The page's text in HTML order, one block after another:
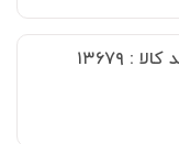
۱۳۶۷۹